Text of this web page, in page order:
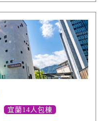
宜蘭14人包棟